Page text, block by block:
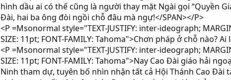
hình dầu ai có thế cũng là người thay mặt Ngài gọi “Quyền
Đài, hai ba ông đòi ngồi chỗ đâu mà ngự!</SPAN></P>
<P =Msonormal style="TEXT-JUSTIFY: inter-ideograph;
SIZE: 11pt; FONT-FAMILY: Tahoma">Chơn pháp ở chỗ nào?
<P =Msonormal style="TEXT-JUSTIFY: inter-ideograph;
SIZE: 11pt; FONT-FAMILY: Tahoma">Nay Cao Đài giáo hải
Ninh tham dự, tuyên bố nhìn nhận tất cả Hội Thánh Cao